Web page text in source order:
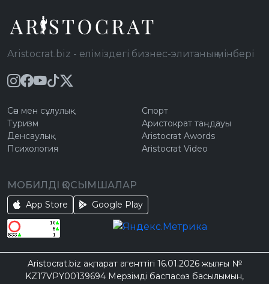
Aristocrat.biz - еліміздегі бизнес-элитаның мінбері
Сән мен сұлулық
Туризм
Денсаулық
Психология
Спорт
Аристократ таңдауы
Aristocrat Awords
Aristocrat Video
МОБИЛДІ ҚОСЫМШАЛАР
App Store Google Play
Aristocrat.biz ақпарат агенттігі 16.01.2026 жылғы №
KZ17VPY00139694 Мерзімді баспасөз басылымын,